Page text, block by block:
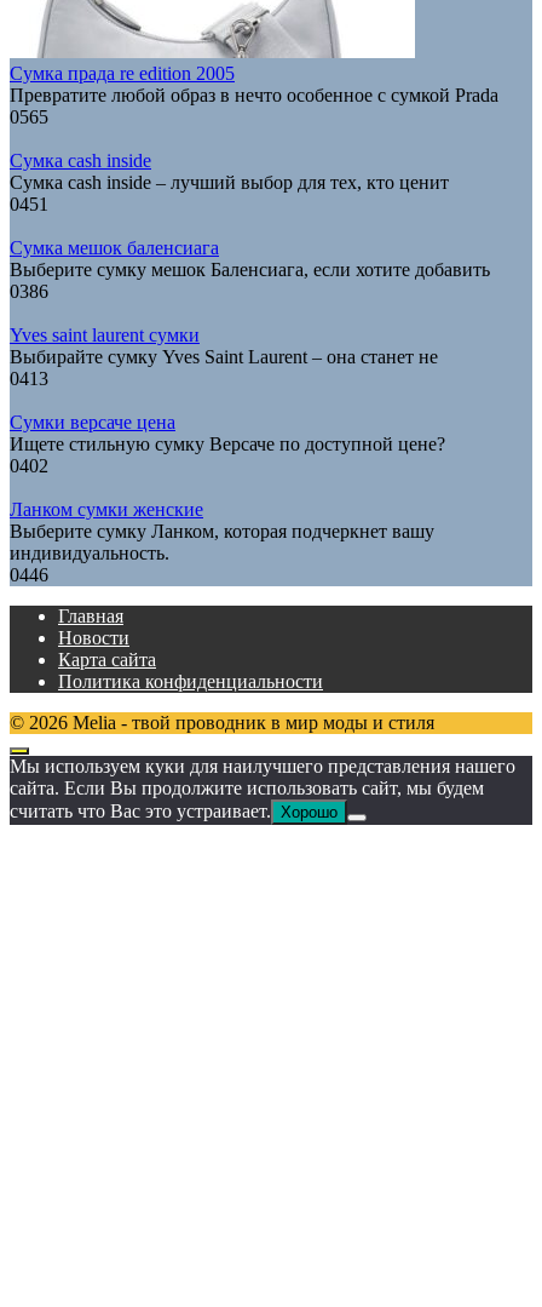
Сумка прада re edition 2005
Превратите любой образ в нечто особенное с сумкой Prada
0565
Сумка cash inside
Сумка cash inside – лучший выбор для тех, кто ценит
0451
Сумка мешок баленсиага
Выберите сумку мешок Баленсиага, если хотите добавить
0386
Yves saint laurent сумки
Выбирайте сумку Yves Saint Laurent – она станет не
0413
Сумки версаче цена
Ищете стильную сумку Версаче по доступной цене?
0402
Ланком сумки женские
Выберите сумку Ланком, которая подчеркнет вашу
индивидуальность.
0446
Главная
Новости
Карта сайта
Политика конфиденциальности
© 2026 Melia - твой проводник в мир моды и стиля
Мы используем куки для наилучшего представления нашего
сайта. Если Вы продолжите использовать сайт, мы будем
считать что Вас это устраивает. Хорошо